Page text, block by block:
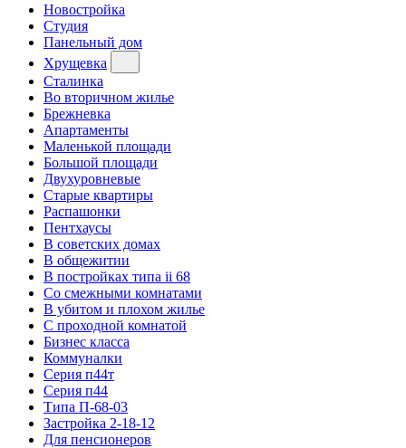
Новостройка
Студия
Панельный дом
Хрущевка
Сталинка
Во вторичном жилье
Брежневка
Апартаменты
Маленькой площади
Большой площади
Двухуровневые
Старые квартиры
Распашонки
Пентхаусы
В советских домах
В общежитии
В постройках типа ii 68
Со смежными комнатами
В убитом и плохом жилье
С проходной комнатой
Бизнес класса
Коммуналки
Серия п44т
Серия п44
Типа П-68-03
Застройка 2-18-12
Для пенсионеров